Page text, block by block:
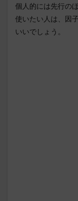
個人的には先行の
使いたい人は、因
いいでしょう。